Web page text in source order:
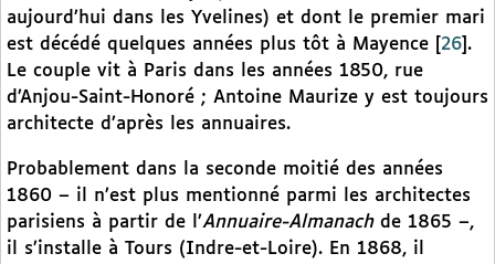
aujourd’hui dans les Yvelines) et dont le premier mari
est décédé quelques années plus tôt à Mayence
26 .
Le couple vit à Paris dans les années 1850, rue
d’Anjou-Saint-Honoré ; Antoine Maurize y est toujours
architecte d’après les annuaires.
Probablement dans la seconde moitié des années
1860 – il n’est plus mentionné parmi les architectes
parisiens à partir de l’Annuaire-Almanach de 1865 –,
il s’installe à Tours (Indre-et-Loire). En 1868, il